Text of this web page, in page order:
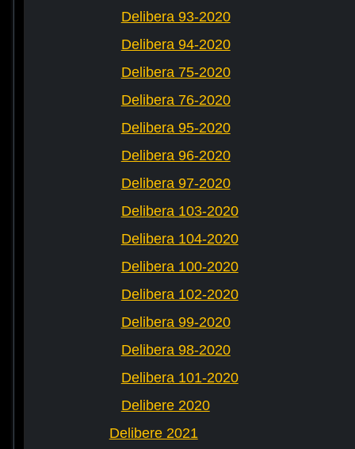
Delibera 93-2020
Delibera 94-2020
Delibera 75-2020
Delibera 76-2020
Delibera 95-2020
Delibera 96-2020
Delibera 97-2020
Delibera 103-2020
Delibera 104-2020
Delibera 100-2020
Delibera 102-2020
Delibera 99-2020
Delibera 98-2020
Delibera 101-2020
Delibere 2020
Delibere 2021